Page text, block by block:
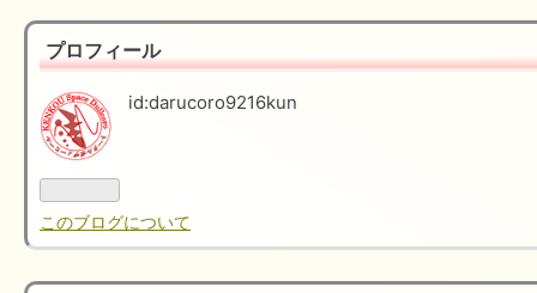
プロフィール
id:darucoro9216kun
このブログについて